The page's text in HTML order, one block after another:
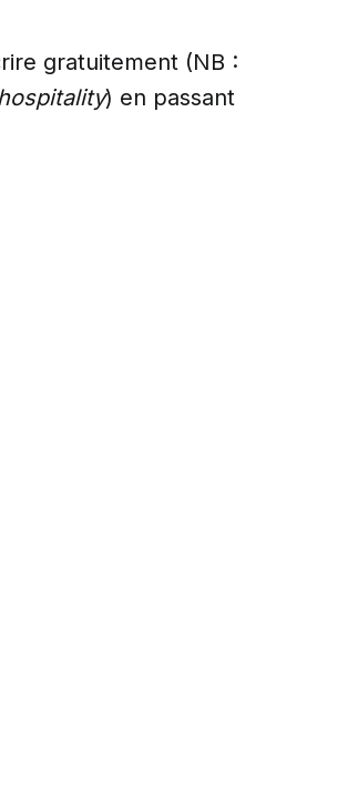
gratuitement (NB :
) en passant